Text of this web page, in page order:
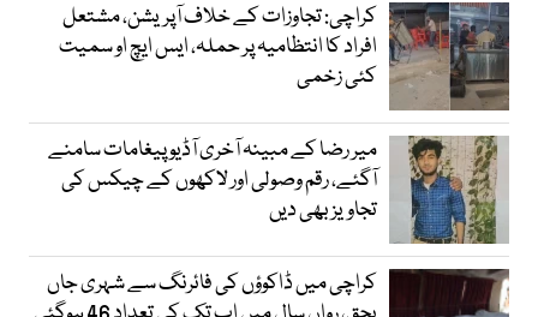
کراچی: تجاوزات کے خلاف آپریشن، مشتعل
افراد کا انتظامیہ پر حملہ، ایس ایچ او سمیت
کئی زخمی
میر رضا کے مبینہ آخری آڈیو پیغامات سامنے
آگئے، رقم وصولی اور لاکھوں کے چیکس کی
تجاویز بھی دیں
کراچی میں ڈاکوؤں کی فائرنگ سے شہری جاں